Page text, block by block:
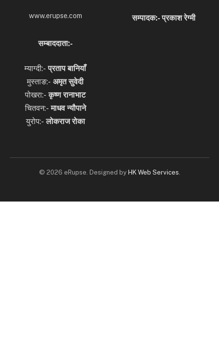
www.erupse.com सम्पादक:- प्रकाश रेग्मी
सम्बाददाता:-
म्याग्दी:-प्रताप बानियाँ
मुस्ताङ:- अमृत सुवेदी
पोखरा:-कृष्ण रानाभाट
चितवन:-माधव न्यौपाने
युरोप:-लोकराज रोका
© 2026 eRupse. Designed by HK Web Services